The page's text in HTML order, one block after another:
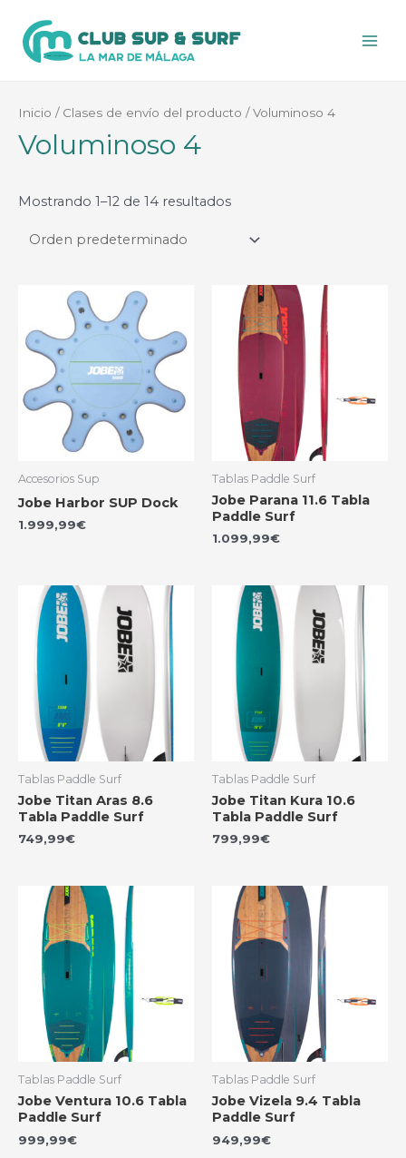
contenido
Inicio / Clases de envío del producto / Voluminoso 4
Voluminoso 4
Mostrando 1–12 de 14 resultados
Accesorios Sup
Jobe Harbor SUP Dock
1.999,99€
Tablas Paddle Surf
Jobe Parana 11.6 Tabla
Paddle Surf
1.099,99€
Tablas Paddle Surf
Jobe Titan Aras 8.6
Tabla Paddle Surf
749,99€
Tablas Paddle Surf
Jobe Titan Kura 10.6
Tabla Paddle Surf
799,99€
Tablas Paddle Surf
Jobe Ventura 10.6 Tabla
Paddle Surf
999,99€
Tablas Paddle Surf
Jobe Vizela 9.4 Tabla
Paddle Surf
949,99€